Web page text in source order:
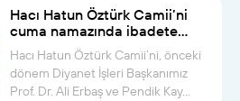
Hacı Hatun Öztürk Camii’ni
cuma namazında ibadete
açtık
Hacı Hatun Öztürk Camii’ni, önceki
dönem Diyanet İşleri Başkanımız
Prof. Dr. Ali Erbaş ve Pendik Kay...